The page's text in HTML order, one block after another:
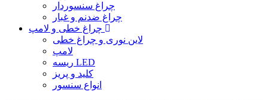
چراغ سنسوردار
چراغ ضدنم و غبار
لاین نوری و چراغ خطی
لامپ
ریسه LED
کلید و پریز
انواع سنسور